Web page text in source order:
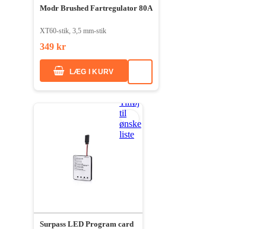
Modr Brushed Fartregulator 80A
XT60-stik, 3,5 mm-stik
349 kr
LÆG I KURV
Tilføj
til
ønske
liste
Surpass LED Program card